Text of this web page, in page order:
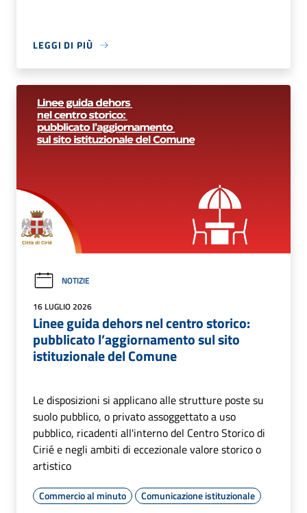
LEGGI DI PIÙ
NOTIZIE
16 LUGLIO 2026
Linee guida dehors nel centro storico:
pubblicato l’aggiornamento sul sito
istituzionale del Comune
Le disposizioni si applicano alle strutture poste su
suolo pubblico, o privato assoggettato a uso
pubblico, ricadenti all'interno del Centro Storico di
Cirié e negli ambiti di eccezionale valore storico o
artistico
Commercio al minuto Comunicazione istituzionale